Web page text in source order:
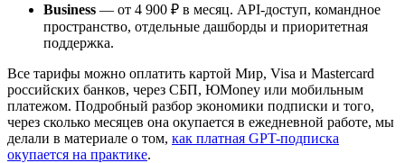
Business — от 4 900 ₽ в месяц. API-доступ, командное
пространство, отдельные дашборды и приоритетная
поддержка.
Все тарифы можно оплатить картой Мир, Visa и Mastercard
российских банков, через СБП, ЮMoney или мобильным
платежом. Подробный разбор экономики подписки и того,
через сколько месяцев она окупается в ежедневной работе, мы
делали в материале о том, как платная GPT-подписка
окупается на практике.